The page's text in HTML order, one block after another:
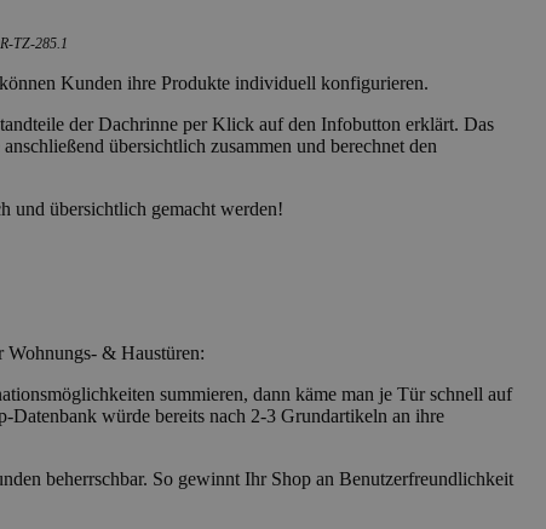
TZ-285.1
Kunden ihre Produkte individuell konfigurieren.
der Dachrinne per Klick auf den Infobutton erklärt. Das
übersichtlich zusammen und berechnet den
und übersichtlich gemacht werden!
Wohnungs- & Haustüren:
summieren, dann käme man je Tür schnell auf
würde bereits nach 2-3 Grundartikeln an ihre
beherrschbar. So gewinnt Ihr Shop an Benutzerfreundlichkeit